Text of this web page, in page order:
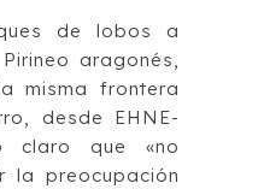
de lobos a
aragonés,
misma frontera
desde EHNE-
claro que «no
la preocupación